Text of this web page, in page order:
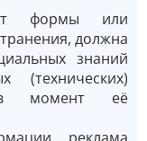
формы или
должна
знаний
(технических)
в момент её